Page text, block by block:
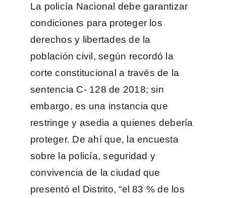
La policía Nacional debe garantizar
condiciones para proteger los
derechos y libertades de la
población civil, según recordó la
corte constitucional a través de la
sentencia C- 128 de 2018; sin
embargo, es una instancia que
restringe y asedia a quienes debería
proteger. De ahí que, la encuesta
sobre la policía, seguridad y
convivencia de la ciudad que
presentó el Distrito, “el 83 % de los